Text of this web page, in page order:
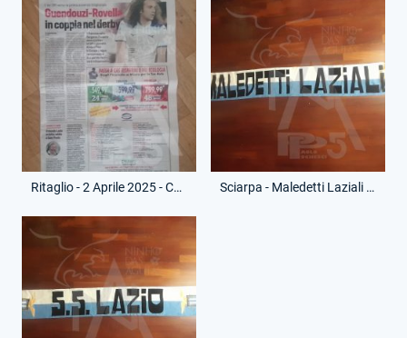
Ritaglio - 2 Aprile 2025 - Corriere dello Sport - Morte Suor Paola D'Auria Sciarpa - Maledetti Laziali - (Fronte)